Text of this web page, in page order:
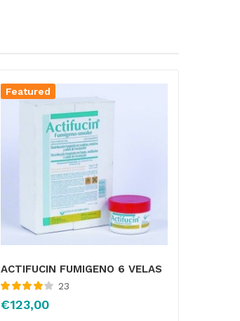
Featured
ACTIFUCIN FUMIGENO 6 VELAS
con4.05
23
€123,00